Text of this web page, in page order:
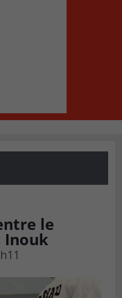
le
Inouk